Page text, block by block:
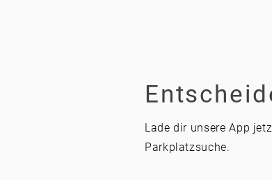
Lade dir unsere App
Parkplatzsuche.